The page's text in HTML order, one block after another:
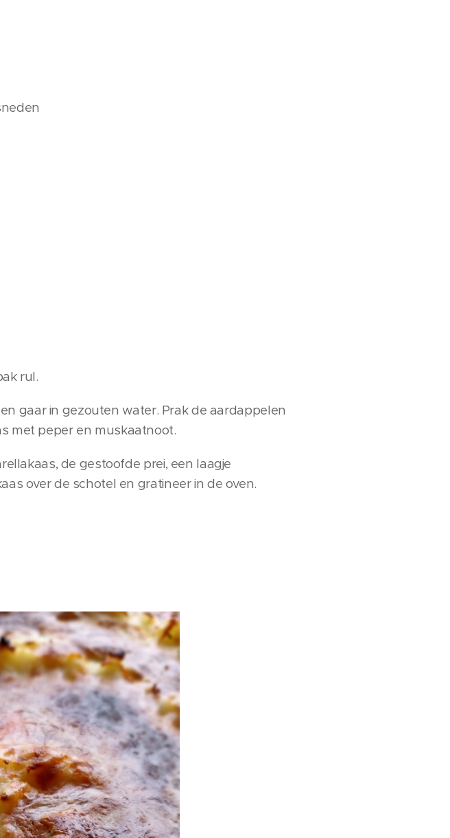
rul.
gaar in gezouten water. Prak de aardappelen
met peper en muskaatnoot.
de gestoofde prei, een laagje
over de schotel en gratineer in de oven.